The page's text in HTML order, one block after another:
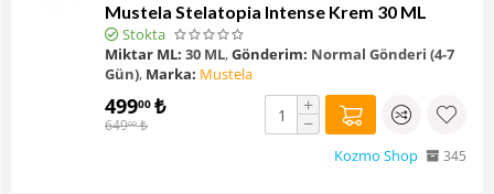
Mustela Stelatopia Intense Krem 30 ML
Stokta
Miktar ML: 30 ML,Gönderim: Normal Gönderi (4-7
Gün), Marka: Mustela
49900 ₺
64900 ₺
+
−
Kozmo Shop 345